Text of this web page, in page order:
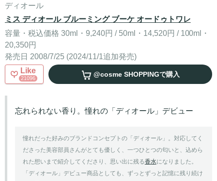
ディオール
ミス ディオール ブルーミング ブーケ オードゥトワレ
容量・税込価格 30ml・9,240円 / 50ml・14,520円 / 100ml・
20,350円
発売日 2008/7/25 (2024/11/1追加発売)
Like
21096 @cosme SHOPPINGで購入
忘れられない香り。憧れの「ディオール」デビュー
憧れだった好みのブランドコンセプトの「ディオール」。対応してく
ださった美容部員さんがとても優しく、一つひとつの匂いと、込めら
れた想いまで紹介してくださり、思い出に残る香水になりました。
「ディオール」デビュー商品としても、ずっとずっと記憶に残り続け